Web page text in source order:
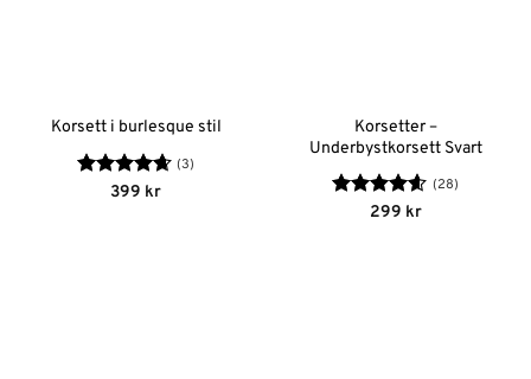
Korsett i burlesque stil
Betygsatt
(3)
399 kr
Korsetter –
Underbystkorsett Svart
Betygsatt
(28)
299 kr